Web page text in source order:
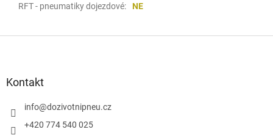
RFT - pneumatiky dojezdové: NE
Kontakt
info@dozivotnipneu.cz
+420 774 540 025